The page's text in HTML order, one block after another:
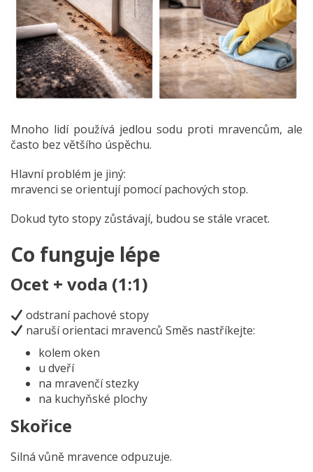
Mnoho lidí používá jedlou sodu proti mravencům, ale
často bez většího úspěchu.
Hlavní problém je jiný:
mravenci se orientují pomocí pachových stop.
Dokud tyto stopy zůstávají, budou se stále vracet.
Co funguje lépe
Ocet + voda (1:1)
odstraní pachové stopy
naruší orientaci mravenců Směs nastříkejte:
kolem oken
u dveří
na mravenčí stezky
na kuchyňské plochy
Skořice
Silná vůně mravence odpuzuje.